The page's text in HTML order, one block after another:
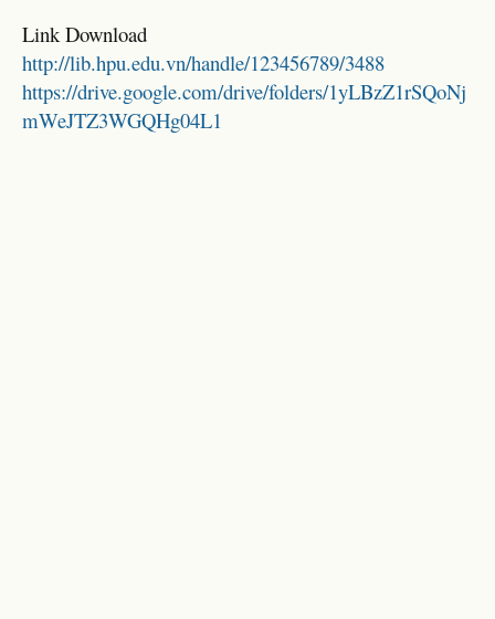
Link Download
http://lib.hpu.edu.vn/handle/123456789/3488
https://drive.google.com/drive/folders/1yLBzZ1rSQoNj
mWeJTZ3WGQHg04L1